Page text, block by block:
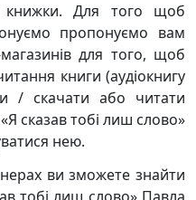
книжки. Для того щоб
пропонуємо вам
для того, щоб
книги (аудіокнигу
/ скачати або читати
сказав тобі лиш слово»
нею.
ви зможете знайти